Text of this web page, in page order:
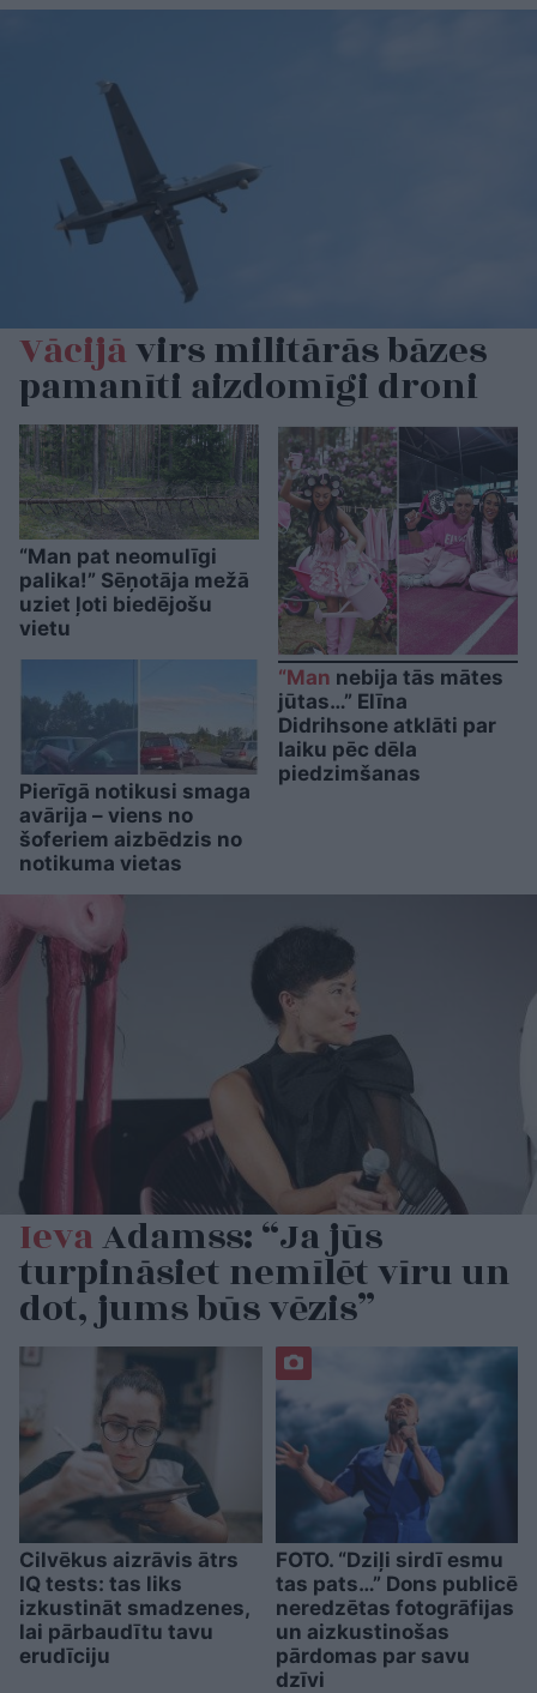
Vācijāvirs militārās bāzes
pamanīti aizdomīgi droni
“Man pat neomulīgi
palika!” Sēņotāja mežā
uziet ļoti biedējošu
vietu
Pierīgā notikusi smaga
avārija – viens no
šoferiem aizbēdzis no
notikuma vietas
“Man nebija tās mātes
jūtas…” Elīna
Didrihsone atklāti par
laiku pēc dēla
piedzimšanas
IevaAdamss: “Ja jūs
turpināsiet nemīlēt vīru un
dot, jums būs vēzis”
Cilvēkus aizrāvis ātrs
IQ tests: tas liks
izkustināt smadzenes,
lai pārbaudītu tavu
erudīciju
FOTO. “Dziļi sirdī esmu
tas pats…” Dons publicē
neredzētas fotogrāfijas
un aizkustinošas
pārdomas par savu
dzīvi